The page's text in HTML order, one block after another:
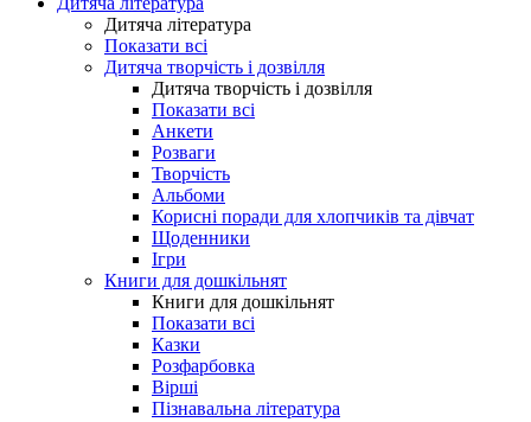
Дитяча література
Показати всі
Дитяча творчість і дозвілля
Дитяча творчість і дозвілля
Показати всі
Анкети
Розваги
Творчість
Альбоми
Корисні поради для хлопчиків та дівчат
Щоденники
Ігри
Книги для дошкільнят
Книги для дошкільнят
Показати всі
Казки
Розфарбовка
Вірші
Пізнавальна література